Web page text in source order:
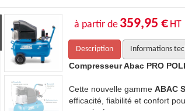
à partir de 359,95 € HT
Description Informations
entre
de l'air
Compresseur Abac PRO
Cette nouvelle gamme ABAC
efficacité, fiabilité et confort